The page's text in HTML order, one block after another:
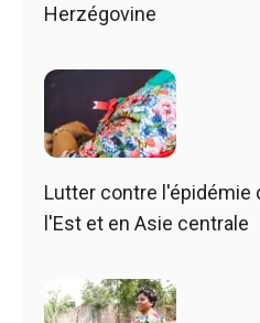
Herzégovine
Lutter contre l'épidémie
l'Est et en Asie centrale